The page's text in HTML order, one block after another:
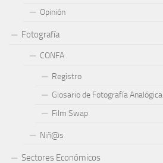
Opinión
Fotografía
CONFA
Registro
Glosario de Fotografía Analógica
Film Swap
Niñ@s
Sectores Económicos